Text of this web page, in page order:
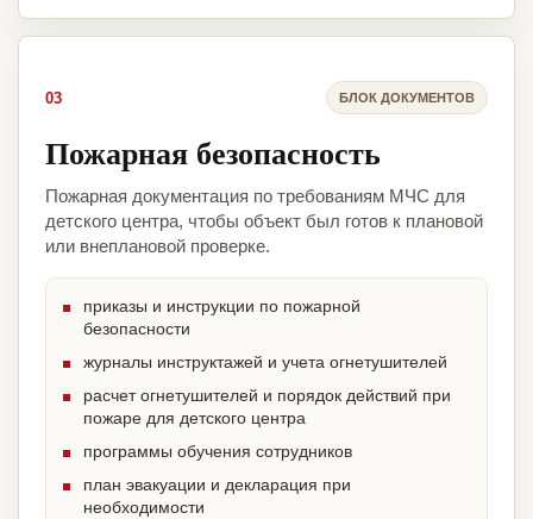
03 БЛОК ДОКУМЕНТОВ
Пожарная безопасность
Пожарная документация по требованиям МЧС для
детского центра, чтобы объект был готов к плановой
или внеплановой проверке.
приказы и инструкции по пожарной
безопасности
журналы инструктажей и учета огнетушителей
расчет огнетушителей и порядок действий при
пожаре для детского центра
программы обучения сотрудников
план эвакуации и декларация при
необходимости